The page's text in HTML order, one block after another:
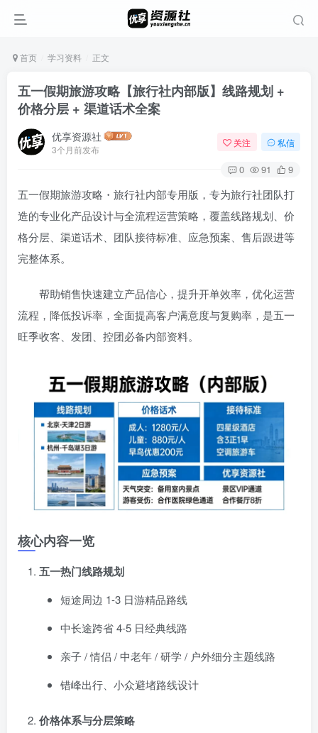
首页 学习资料 正文
五一假期旅游攻略【旅行社内部版】线路规划 +
价格分层 + 渠道话术全案
优享资源社
3个月前发布
关注 私信
0 91 9
五一假期旅游攻略・旅行社内部专用版，专为旅行社团队打
造的专业化产品设计与全流程运营策略，覆盖线路规划、价
格分层、渠道话术、团队接待标准、应急预案、售后跟进等
完整体系。
帮助销售快速建立产品信心，提升开单效率，优化运营
流程，降低投诉率，全面提高客户满意度与复购率，是五一
旺季收客、发团、控团必备内部资料。
核心内容一览
五一热门线路规划
短途周边 1-3 日游精品路线
中长途跨省 4-5 日经典线路
亲子 / 情侣 / 中老年 / 研学 / 户外细分主题线路
错峰出行、小众避堵路线设计
价格体系与分层策略
登录
登录密码
登录
社交账号登录